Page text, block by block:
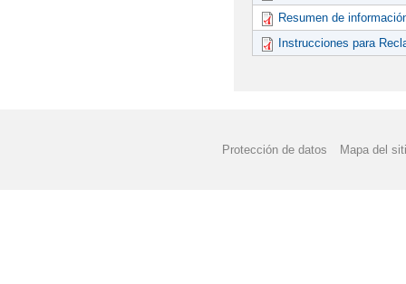
Resumen de
Instrucciones para
Protección de datos Mapa del